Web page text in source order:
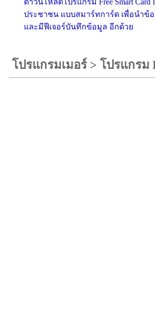
ดาวน์โหลดโปรแกรม Free Smart Card
ประชาชน แบบสมาร์ทการ์ด เพื่อนำข้
และมีฟีเจอร์บันทึกข้อมูล อีกด้วย
โปรแกรมเมอร์> โปรแกรม